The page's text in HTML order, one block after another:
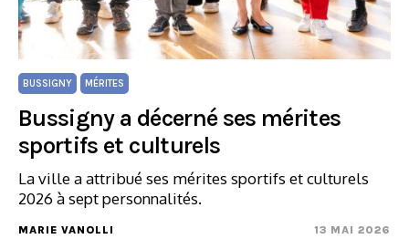
BUSSIGNY MÉRITES
Bussigny a décerné ses mérites
sportifs et culturels
La ville a attribué ses mérites sportifs et culturels
2026 à sept personnalités.
MARIE VANOLLI 13 MAI 2026